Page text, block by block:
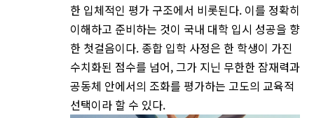
한 입체적인 평가 구조에서 비롯된다. 이를 정확히
이해하고 준비하는 것이 국내 대학 입시 성공을 향
한 첫걸음이다. 종합 입학 사정은 한 학생이 가진
수치화된 점수를 넘어, 그가 지닌 무한한 잠재력과
공동체 안에서의 조화를 평가하는 고도의 교육적
선택이라 할 수 있다.